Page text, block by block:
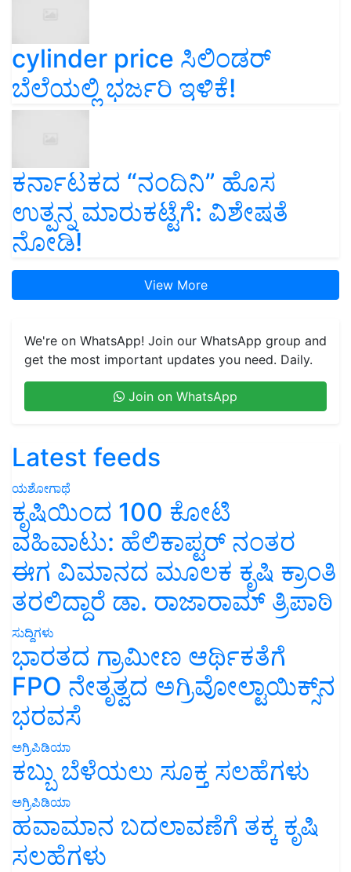
cylinder price ಸಿಲಿಂಡರ್‌
ಬೆಲೆಯಲ್ಲಿ ಭರ್ಜರಿ ಇಳಿಕೆ!
ಕರ್ನಾಟಕದ “ನಂದಿನಿ” ಹೊಸ
ಉತ್ಪನ್ನ ಮಾರುಕಟ್ಟೆಗೆ: ವಿಶೇಷತೆ
ನೋಡಿ!
View More
We're on WhatsApp! Join our WhatsApp group and
get the most important updates you need. Daily.
Join on WhatsApp
Latest feeds
ಯಶೋಗಾಥೆ
ಕೃಷಿಯಿಂದ 100 ಕೋಟಿ
ವಹಿವಾಟು: ಹೆಲಿಕಾಪ್ಟರ್ ನಂತರ
ಈಗ ವಿಮಾನದ ಮೂಲಕ ಕೃಷಿ ಕ್ರಾಂತಿ
ತರಲಿದ್ದಾರೆ ಡಾ. ರಾಜಾರಾಮ್ ತ್ರಿಪಾಠಿ
ಸುದ್ದಿಗಳು
ಭಾರತದ ಗ್ರಾಮೀಣ ಆರ್ಥಿಕತೆಗೆ
FPO ನೇತೃತ್ವದ ಅಗ್ರಿವೋಲ್ಟಾಯಿಕ್ಸ್‌ನ
ಭರವಸೆ
ಅಗ್ರಿಪಿಡಿಯಾ
ಕಬ್ಬು ಬೆಳೆಯಲು ಸೂಕ್ತ ಸಲಹೆಗಳು
ಅಗ್ರಿಪಿಡಿಯಾ
ಹವಾಮಾನ ಬದಲಾವಣೆಗೆ ತಕ್ಕ ಕೃಷಿ
ಸಲಹೆಗಳು